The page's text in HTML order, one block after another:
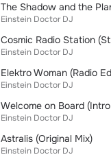
The Shadow and the
Einstein Doctor DJ
Cosmic Radio Station
Einstein Doctor DJ
Elektro Woman (Radio
Einstein Doctor DJ
Welcome on Board
Einstein Doctor DJ
Astralis (Original Mix)
Einstein Doctor DJ